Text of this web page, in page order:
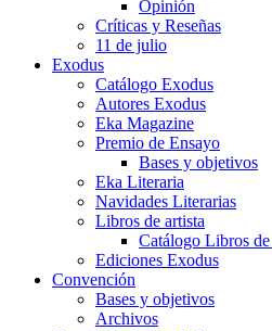
Opinión
Críticas y Reseñas
11 de julio
Exodus
Catálogo Exodus
Autores Exodus
Eka Magazine
Premio de Ensayo
Bases y objetivos
Eka Literaria
Navidades Literarias
Libros de artista
Catálogo Libros
Ediciones Exodus
Convención
Bases y objetivos
Archivos